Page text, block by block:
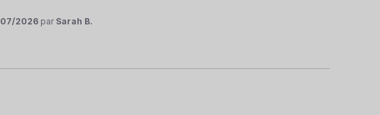
2026 par Sarah B.